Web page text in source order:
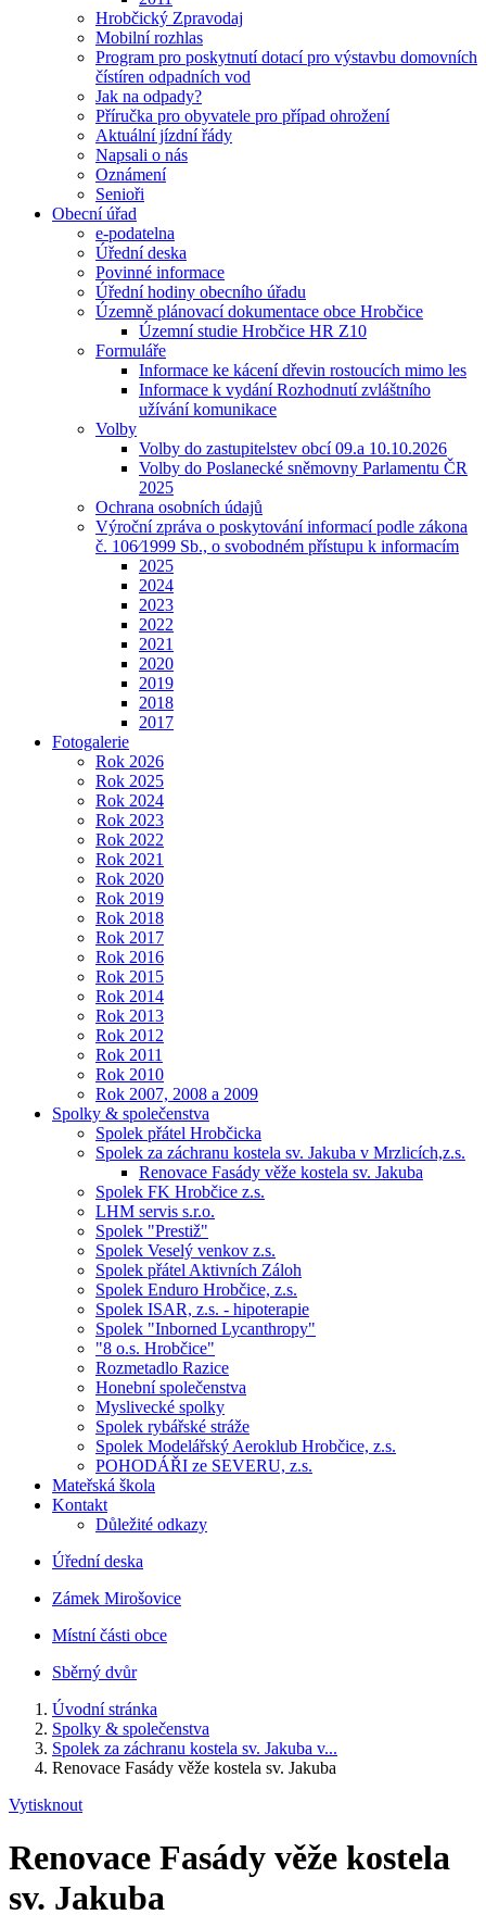
Hrobčický Zpravodaj
Mobilní rozhlas
Program pro poskytnutí dotací pro výstavbu domovních
čístíren odpadních vod
Jak na odpady?
Příručka pro obyvatele pro případ ohrožení
Aktuální jízdní řády
Napsali o nás
Oznámení
Senioři
Obecní úřad
e-podatelna
Úřední deska
Povinné informace
Úřední hodiny obecního úřadu
Územně plánovací dokumentace obce Hrobčice
Územní studie Hrobčice HR Z10
Formuláře
Informace ke kácení dřevin rostoucích mimo les
Informace k vydání Rozhodnutí zvláštního
užívání komunikace
Volby
Volby do zastupitelstev obcí 09.a 10.10.2026
Volby do Poslanecké sněmovny Parlamentu ČR
2025
Ochrana osobních údajů
Výroční zpráva o poskytování informací podle zákona
č. 106⁄1999 Sb., o svobodném přístupu k informacím
2025
2024
2023
2022
2021
2020
2019
2018
2017
Fotogalerie
Rok 2026
Rok 2025
Rok 2024
Rok 2023
Rok 2022
Rok 2021
Rok 2020
Rok 2019
Rok 2018
Rok 2017
Rok 2016
Rok 2015
Rok 2014
Rok 2013
Rok 2012
Rok 2011
Rok 2010
Rok 2007, 2008 a 2009
Spolky & společenstva
Spolek přátel Hrobčicka
Spolek za záchranu kostela sv. Jakuba v Mrzlicích,z.s.
Renovace Fasády věže kostela sv. Jakuba
Spolek FK Hrobčice z.s.
LHM servis s.r.o.
Spolek "Prestiž"
Spolek Veselý venkov z.s.
Spolek přátel Aktivních Záloh
Spolek Enduro Hrobčice, z.s.
Spolek ISAR, z.s. - hipoterapie
Spolek "Inborned Lycanthropy"
"8 o.s. Hrobčice"
Rozmetadlo Razice
Honební společenstva
Myslivecké spolky
Spolek rybářské stráže
Spolek Modelářský Aeroklub Hrobčice, z.s.
POHODÁŘI ze SEVERU, z.s.
Mateřská škola
Kontakt
Důležité odkazy
Úřední deska
Zámek Mirošovice
Místní části obce
Sběrný dvůr
Úvodní stránka
Spolky & společenstva
Spolek za záchranu kostela sv. Jakuba v...
Renovace Fasády věže kostela sv. Jakuba
Vytisknout
Renovace Fasády věže kostela
sv. Jakuba